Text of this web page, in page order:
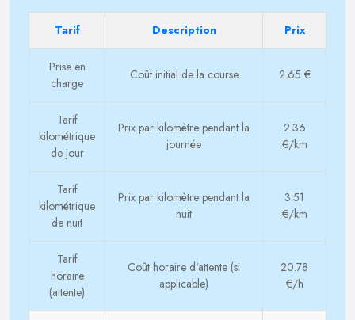
Tarif Description Prix
Prise en
charge
Coût initial de la course 2.65 €
Tarif
kilométrique
de jour
Prix par kilomètre pendant la
journée
2.36
€/km
Tarif
kilométrique
de nuit
Prix par kilomètre pendant la
nuit
3.51
€/km
Tarif
horaire
(attente)
Coût horaire d'attente (si
applicable)
20.78
€/h